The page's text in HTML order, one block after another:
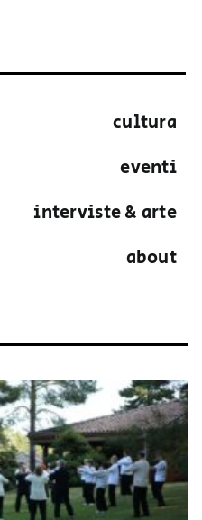
cultura
eventi
interviste & arte
about